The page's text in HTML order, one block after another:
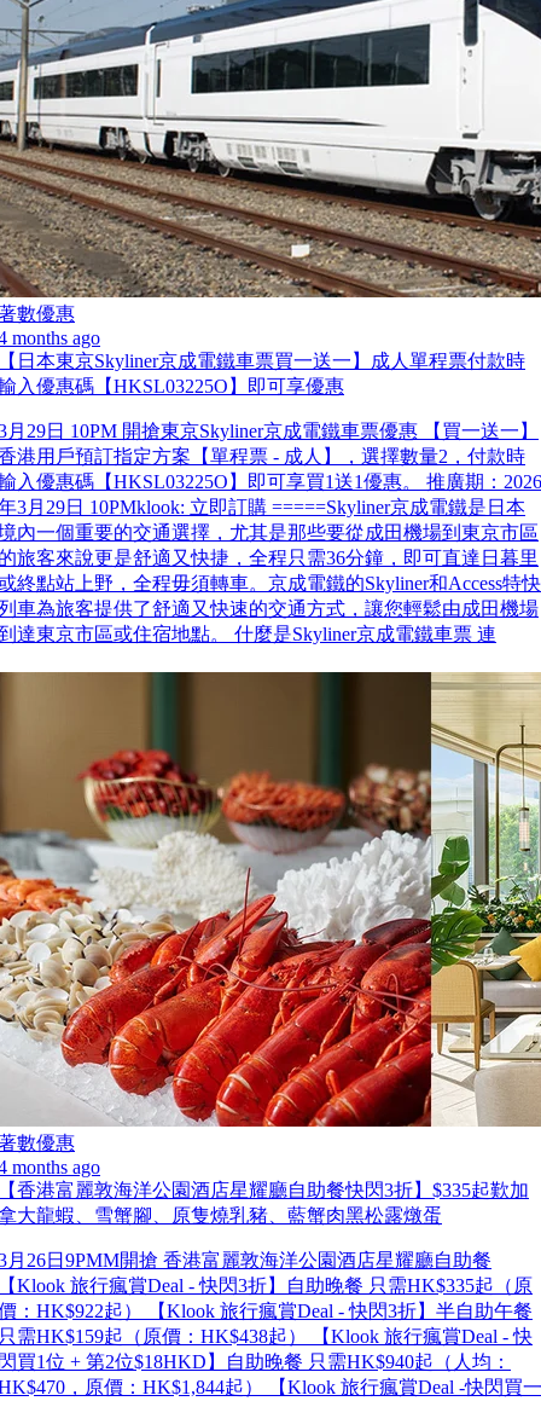
數優惠
months ago
日本東京Skyliner京成電鐵車票買一送一】成人單程票付款時
入優惠碼【HKSL03225O】即可享優惠
月29日 10PM 開搶東京Skyliner京成電鐵車票優惠 【買一送一】
港用戶預訂指定方案【單程票 - 成人】，選擇數量2，付款時
入優惠碼【HKSL03225O】即可享買1送1優惠。 推廣期：2026
3月29日 10PMklook: 立即訂購 =====Skyliner京成電鐵是日本
內一個重要的交通選擇，尤其是那些要從成田機場到東京市區
旅客來說更是舒適又快捷，全程只需36分鐘，即可直達日暮里
終點站上野，全程毋須轉車。京成電鐵的Skyliner和Access特快
車為旅客提供了舒適又快速的交通方式，讓您輕鬆由成田機場
達東京市區或住宿地點。 什麼是Skyliner京成電鐵車票 連
數優惠
months ago
香港富麗敦海洋公園酒店星耀廳自助餐快閃3折】$335起歎加
大龍蝦、雪蟹腳、原隻燒乳豬、藍蟹肉黑松露燉蛋
月26日9PMM開搶 香港富麗敦海洋公園酒店星耀廳自助餐
Klook 旅行瘋賞Deal - 快閃3折】自助晚餐 只需HK$335起（原
：HK$922起） 【Klook 旅行瘋賞Deal - 快閃3折】半自助午餐
需HK$159起（原價：HK$438起） 【Klook 旅行瘋賞Deal - 快
買1位 + 第2位$18HKD】自助晚餐 只需HK$940起（人均：
，原價：HK$1,844起） 【Klook 旅行瘋賞Deal -快閃買一